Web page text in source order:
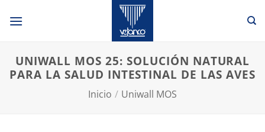
UNIWALL MOS 25: SOLUCIÓN NATURAL
PARA LA SALUD INTESTINAL DE LAS AVES
Inicio / Uniwall MOS